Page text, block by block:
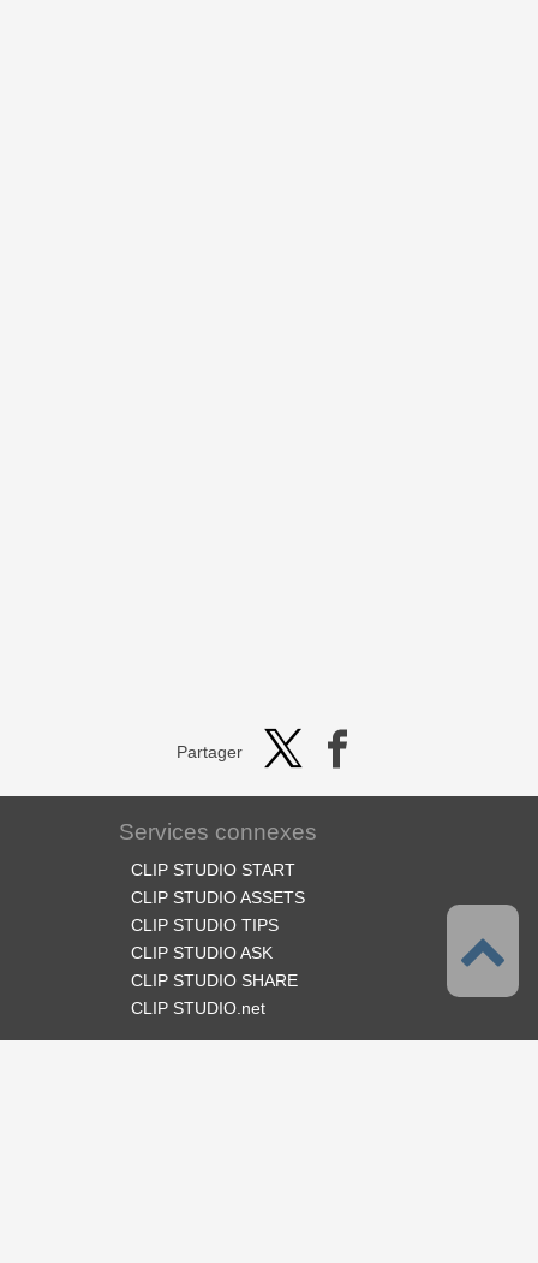
Partager
Services connexes
CLIP STUDIO START
CLIP STUDIO ASSETS
CLIP STUDIO TIPS
CLIP STUDIO ASK
CLIP STUDIO SHARE
CLIP STUDIO.net